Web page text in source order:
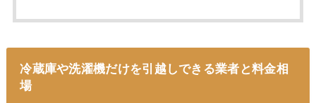
冷蔵庫や洗濯機だけを引越しできる業者と料金相
場